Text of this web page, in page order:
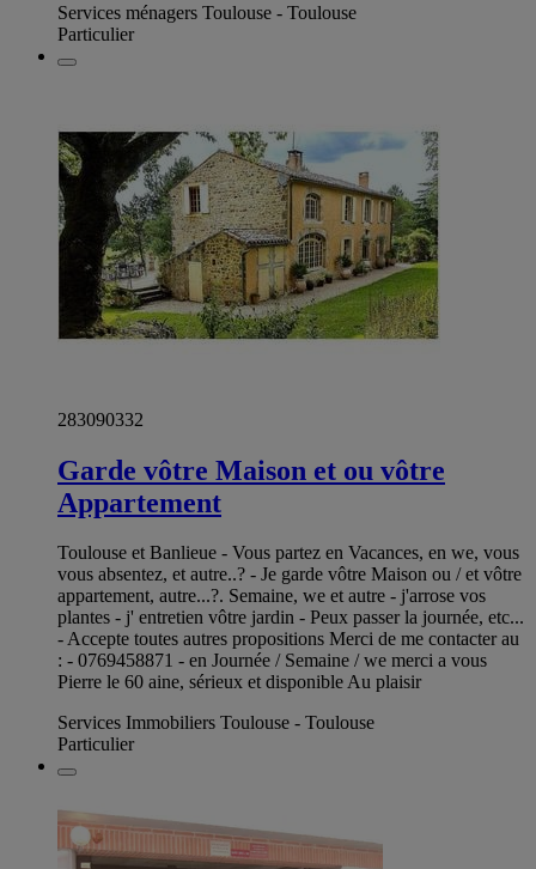
Services ménagers Toulouse - Toulouse
Particulier
283090332
Garde vôtre Maison et ou vôtre
Appartement
Toulouse et Banlieue - Vous partez en Vacances, en we, vous
vous absentez, et autre..? - Je garde vôtre Maison ou / et vôtre
appartement, autre...?. Semaine, we et autre - j'arrose vos
plantes - j' entretien vôtre jardin - Peux passer la journée, etc...
- Accepte toutes autres propositions Merci de me contacter au
: - 0769458871 - en Journée / Semaine / we merci a vous
Pierre le 60 aine, sérieux et disponible Au plaisir
Services Immobiliers Toulouse - Toulouse
Particulier